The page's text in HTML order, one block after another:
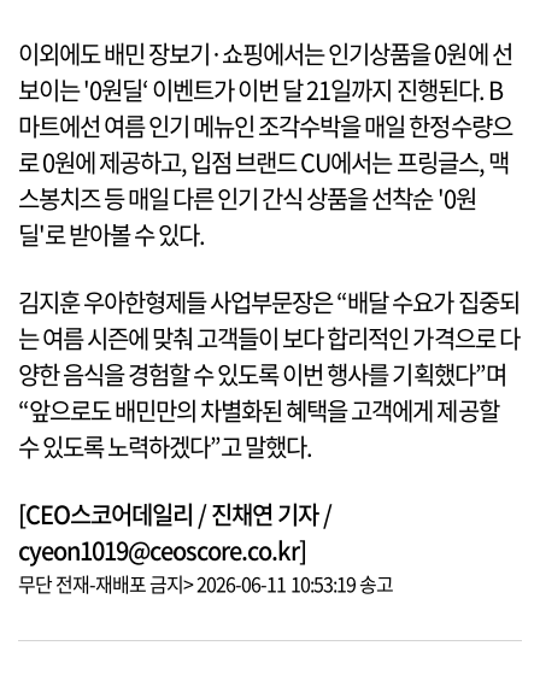
이외에도 배민 장보기·쇼핑에서는 인기상품을 0원에 선
보이는 '0원딜‘ 이벤트가 이번 달 21일까지 진행된다. B
마트에선 여름 인기 메뉴인 조각수박을 매일 한정수량으
로 0원에 제공하고, 입점 브랜드 CU에서는 프링글스, 맥
스봉치즈 등 매일 다른 인기 간식 상품을 선착순 '0원
딜'로 받아볼 수 있다.
김지훈 우아한형제들 사업부문장은 “배달 수요가 집중되
는 여름 시즌에 맞춰 고객들이 보다 합리적인 가격으로 다
양한 음식을 경험할 수 있도록 이번 행사를 기획했다”며
“앞으로도 배민만의 차별화된 혜택을 고객에게 제공할
수 있도록 노력하겠다”고 말했다.
[CEO스코어데일리 / 진채연 기자 /
cyeon1019@ceoscore.co.kr]
무단 전재-재배포 금지> 2026-06-11 10:53:19 송고